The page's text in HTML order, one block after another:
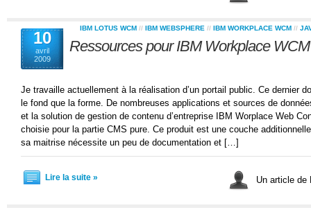
10
avril
2009
IBM LOTUS WCM // IBM WEBSPHERE // IBM WORKPLACE WCM //
Ressources pour IBM Workplace WCM
Je travaille actuellement à la réalisation d’un portail public. Ce dernier
le fond que la forme. De nombreuses applications et sources de
et la solution de gestion de contenu d’entreprise IBM Worplace Web
choisie pour la partie CMS pure. Ce produit est une couche
sa maitrise nécessite un peu de documentation et […]
Lire la suite » Un article